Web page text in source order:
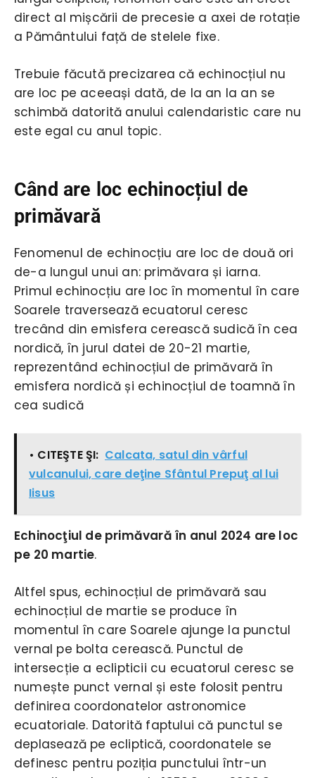
direct al mișcării de precesie a axei de rotație
a Pământului față de stelele fixe.
Trebuie făcută precizarea că echinocțiul nu
are loc pe aceeași dată, de la an la an se
schimbă datorită anului calendaristic care nu
este egal cu anul topic.
Când are loc echinocțiul de
primăvară
Fenomenul de echinocțiu are loc de două ori
de-a lungul unui an: primăvara și iarna.
Primul echinocțiu are loc în momentul în care
Soarele traversează ecuatorul ceresc
trecând din emisfera cerească sudică în cea
nordică, în jurul datei de 20-21 martie,
reprezentând echinocțiul de primăvară în
emisfera nordică și echinocțiul de toamnă în
cea sudică
• CITEŞTE ŞI: Calcata, satul din vârful
vulcanului, care deţine Sfântul Prepuţ al lui
Iisus
Echinocţiul de primăvară în anul 2024 are loc
pe 20 martie.
Altfel spus, echinocțiul de primăvară sau
echinocțiul de martie se produce în
momentul în care Soarele ajunge la punctul
vernal pe bolta cerească. Punctul de
intersecție a eclipticii cu ecuatorul ceresc se
numește punct vernal și este folosit pentru
definirea coordonatelor astronomice
ecuatoriale. Datorită faptului că punctul se
deplasează pe ecliptică, coordonatele se
definesc pentru poziția punctului într-un